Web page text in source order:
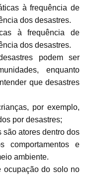
à frequência de
dos desastres.
à frequência de
dos desastres.
podem ser
enquanto
que desastres
por exemplo,
por desastres;
são atores dentro dos
comportamentos e
ambiente.
ocupação do solo no